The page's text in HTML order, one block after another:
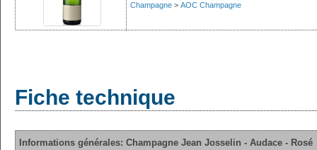
Champagne > AOC Champagne
Fiche technique
Informations générales: Champagne Jean Josselin - Audace - Rosé